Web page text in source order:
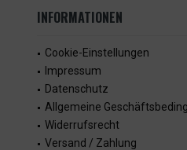
INFORMATIONEN
Cookie-Einstellungen
Impressum
Datenschutz
Allgemeine
Widerrufsrecht
Versand / Zahlung